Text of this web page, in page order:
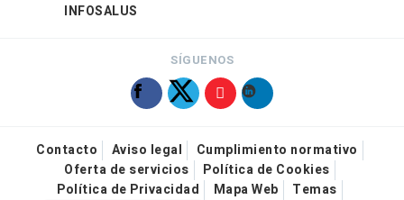
INFOSALUS
SÍGUENOS
Contacto Aviso legal
Cumplimiento normativo
Oferta de servicios
Política de Cookies
Política de Privacidad
Mapa Web
Temas